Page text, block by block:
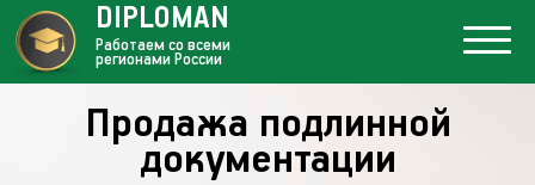
Продажа подлинной
документации
DIPLOMAN
Работаем со всеми
регионами России